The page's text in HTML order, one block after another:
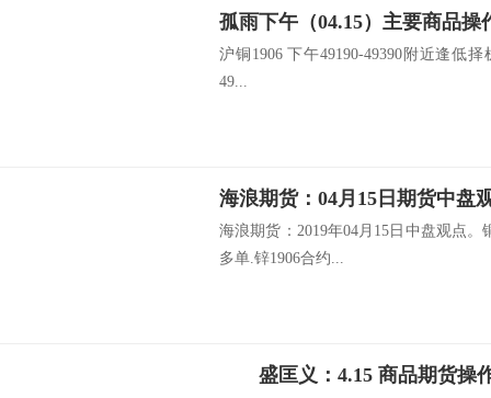
孤雨下午（04.15）主要商品操
沪铜1906 下午49190-49390附近逢低
49...
海浪期货：04月15日期货中盘
海浪期货：2019年04月15日中盘观点。
多单.锌1906合约...
盛匡义：4.15 商品期货操